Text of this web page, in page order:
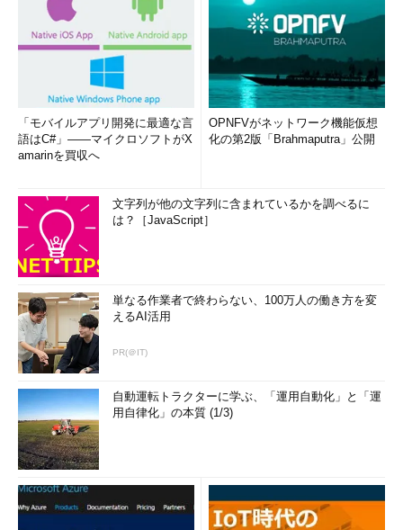
「Deep cleanup」画面の構成
クすると削除される。
［Startup］ボタンをクリックすると、次の画面でサインイン
覧が表示される。アプリケーション名の右側にあるスイッチを
「オフ」にすると、自動起動が無効にできる。［設定］アプリの
［アプリ］－［スタートアップ］に相当するものだ。
「モバイルアプリ開発に最適な言
語はC#」――マイクロソフトがX
amarinを買収へ
OPNFVがネットワーク機能仮想
化の第2版「Brahmaputra」公開
文字列が他の文字列に含まれているかを調べるに
は？［JavaScript］
単なる作業者で終わらない、100万人の働き方を変
えるAI活用
PR(＠IT)
自動運転トラクターに学ぶ、「運用自動化」と「運
用自律化」の本質 (1/3)